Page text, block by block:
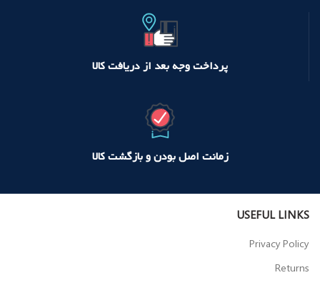
پرداخت وجه بعد از دریافت کالا
زمانت اصل بودن و بازگشت کالا
USEFUL LINKS
Privacy Policy
Returns